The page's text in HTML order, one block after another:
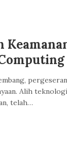
pergeseran
Alih
telah…